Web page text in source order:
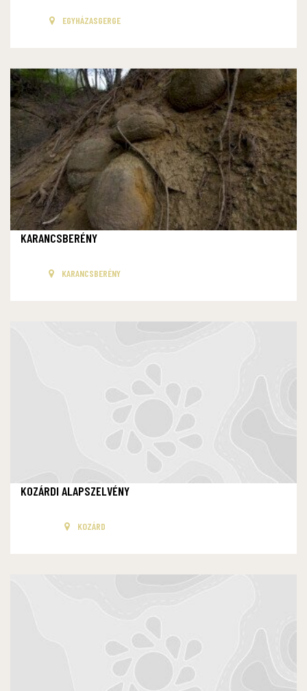
EGYHÁZASGERGE
KARANCSBERÉNY
KARANCSBERÉNY
KOZÁRDI ALAPSZELVÉNY
KOZÁRD